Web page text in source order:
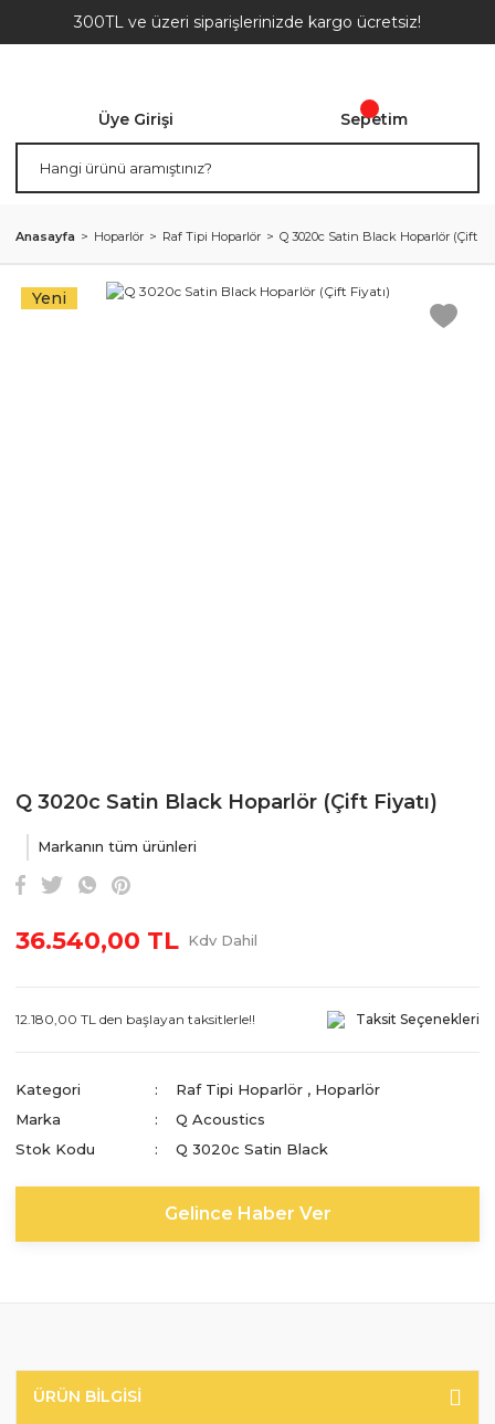
300TL ve üzeri siparişlerinizde kargo ücretsiz!
Üye Girişi Sepetim
Anasayfa Hoparlör Raf Tipi Hoparlör Q 3020c Satin Black Hoparlör (Çift
Yeni
Q 3020c Satin Black Hoparlör (Çift Fiyatı)
Markanın tüm ürünleri
36.540,00 TL Kdv Dahil
12.180,00 TL den başlayan taksitlerle!! Taksit Seçenekleri
Kategori Raf Tipi Hoparlör , Hoparlör
Marka
Q Acoustics
Stok Kodu
Q 3020c Satin Black
Gelince Haber Ver
ÜRÜN BILGISI